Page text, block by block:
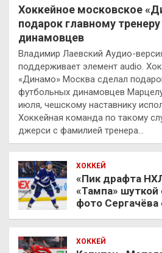
Хоккейное московское
подарок главному
динамовцев
Владимир Лаевский Аудио-
поддерживает элемент audio.
«Динамо» Москва сделал
футбольных динамовцев
июля, чешскому наставнику
Хоккейная команда по такому
джерси с фамилией тренера…
ХОККЕЙ
«Пик драфта
«Тампа» шуткой
фото
ХОККЕЙ